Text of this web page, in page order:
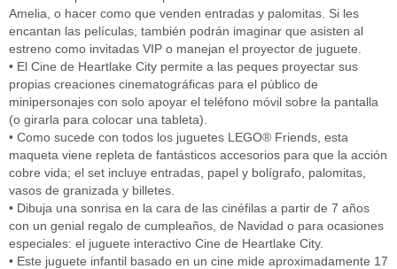
Amelia, o hacer como que venden entradas y palomitas. Si les
encantan las películas, también podrán imaginar que asisten al
estreno como invitadas VIP o manejan el proyector de juguete.
• El Cine de Heartlake City permite a las peques proyectar sus
propias creaciones cinematográficas para el público de
minipersonajes con solo apoyar el teléfono móvil sobre la pantalla
(o girarla para colocar una tableta).
• Como sucede con todos los juguetes LEGO® Friends, esta
maqueta viene repleta de fantásticos accesorios para que la acción
cobre vida; el set incluye entradas, papel y bolígrafo, palomitas,
vasos de granizada y billetes.
• Dibuja una sonrisa en la cara de las cinéfilas a partir de 7 años
con un genial regalo de cumpleaños, de Navidad o para ocasiones
especiales: el juguete interactivo Cine de Heartlake City.
• Este juguete infantil basado en un cine mide aproximadamente 17